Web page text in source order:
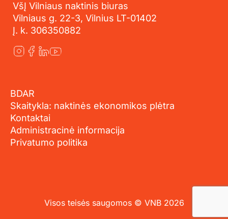
VšĮ Vilniaus naktinis biuras
Vilniaus g. 22-3, Vilnius LT-01402
Į. k. 306350882
BDAR
Skaitykla: naktinės ekonomikos plėtra
Kontaktai
Administracinė informacija
Privatumo politika
Visos teisės saugomos © VNB 2026